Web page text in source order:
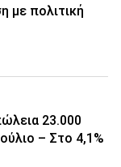
με πολιτική
23.000
– Στο 4,1%